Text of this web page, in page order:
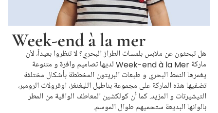
Week-end à la mer
هل تبحثون عن ملابس بلمسات الطراز البحري؟ لا تنظروا بعيداً، لأن
ماركة Week-end à la Mer لديها تصاميم وافرة و متنوعة
يغمرها النمط البحري و طبعات البريتون المخططة بأشكال مختلفة
تضفيها هذه الماركة على مجموعة بناطيل الليغنغز، اوفرولات الرومبر،
التيشيرتات و المزيد. كما أن كولكشين المعاطف الواقية من المطر
بالوانها البديعة ستحميهم طوال الموسم.